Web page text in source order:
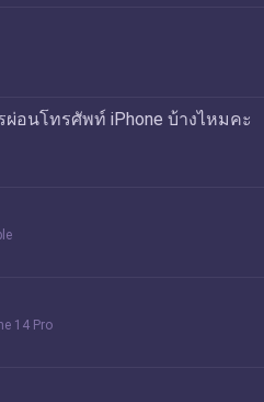
อนโทรศัพท์ iPhone บ้างไหมคะ
14 Pro